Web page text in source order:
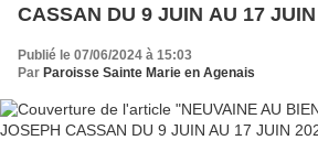
CASSAN DU 9 JUIN AU 17
Publié le 07/06/2024 à 15:03
Par Paroisse Sainte Marie en Agenais